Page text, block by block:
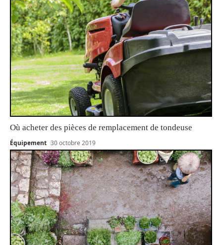
Où acheter des pièces de remplacement de tondeuse
Équipement 30 octobre 2019